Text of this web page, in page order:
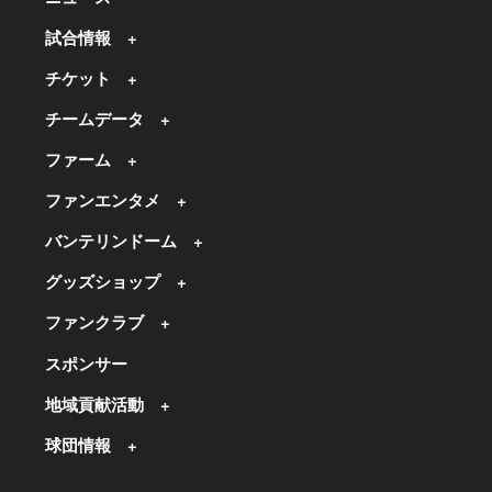
試合情報
チケット
チームデータ
ファーム
ファンエンタメ
バンテリンドーム
グッズショップ
ファンクラブ
スポンサー
地域貢献活動
球団情報